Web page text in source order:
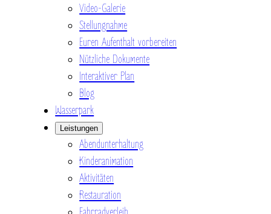
Video-Galerie
Stellungnahme
Euren Aufenthalt vorbereiten
Nützliche Dokumente
Interaktiver Plan
Blog
Wasserpark
Leistungen
Abendunterhaltung
Kinderanimation
Aktivitäten
Restauration